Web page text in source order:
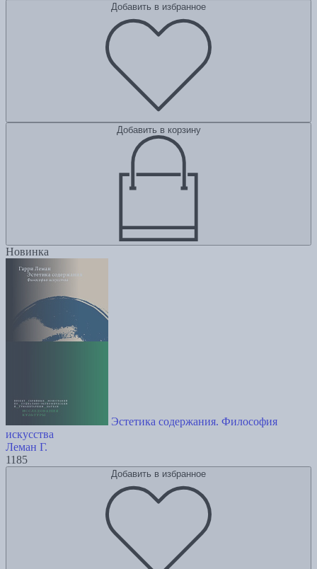
Добавить в избранное
Добавить в корзину
Новинка
Эстетика содержания. Философия
искусства
Леман Г.
1185
Добавить в избранное